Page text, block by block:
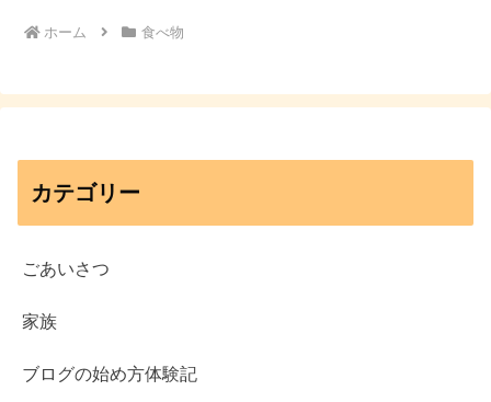
ホーム 食べ物
カテゴリー
ごあいさつ
家族
ブログの始め方体験記